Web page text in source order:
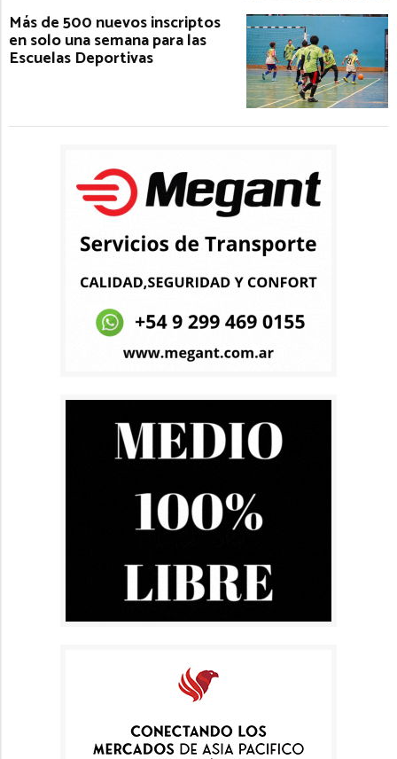
Más de 500 nuevos inscriptos
en solo una semana para las
Escuelas Deportivas